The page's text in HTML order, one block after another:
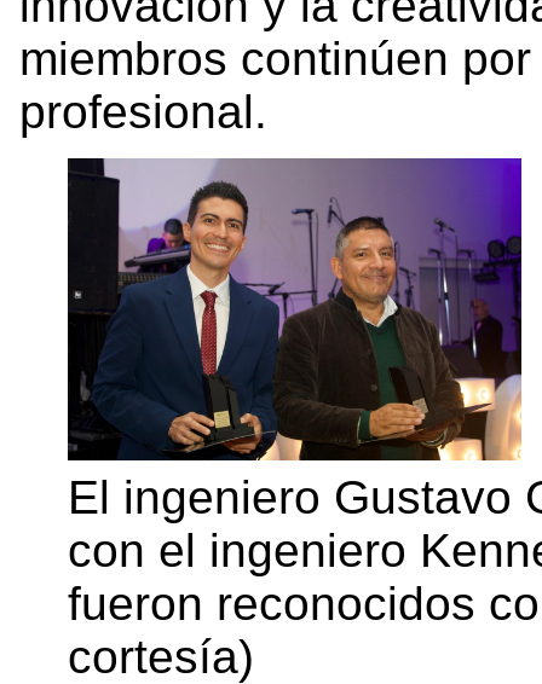
miembros continúen
profesional.
El ingeniero Gustavo
con el ingeniero
fueron reconocidos
cortesía)